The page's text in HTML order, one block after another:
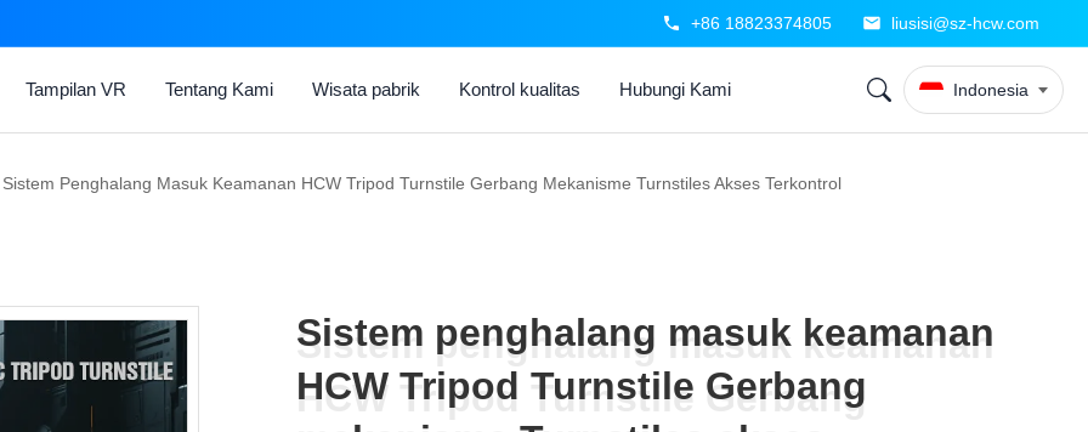
+86 18823374805 liusisi@sz-hcw.com
Tampilan VR Tentang Kami Wisata pabrik Kontrol kualitas Hubungi Kami Indonesia
Sistem Penghalang Masuk Keamanan HCW Tripod Turnstile Gerbang Mekanisme Turnstiles Akses Terkontrol
Sistem penghalang masuk keamanan
HCW Tripod Turnstile Gerbang
Sistem penghalang masuk keamanan
HCW Tripod Turnstile Gerbang